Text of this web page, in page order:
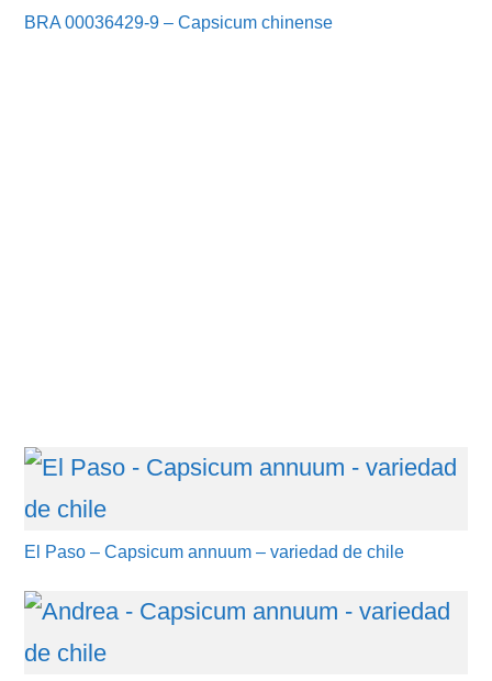
BRA 00036429-9 – Capsicum chinense
El Paso – Capsicum annuum – variedad de chile